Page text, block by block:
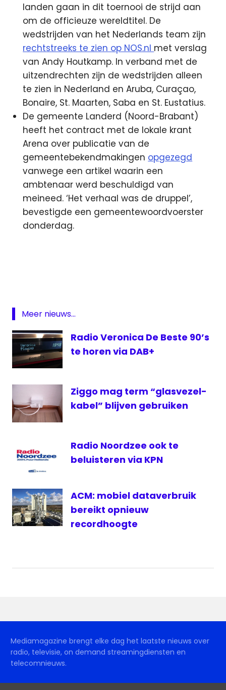
landen gaan in dit toernooi de strijd aan
om de officieuze wereldtitel. De
wedstrijden van het Nederlands team zijn
rechtstreeks te zien op NOS.nl met verslag
van Andy Houtkamp. In verband met de
uitzendrechten zijn de wedstrijden alleen
te zien in Nederland en Aruba, Curaçao,
Bonaire, St. Maarten, Saba en St. Eustatius.
De gemeente Landerd (Noord-Brabant)
heeft het contract met de lokale krant
Arena over publicatie van de
gemeentebekendmakingen opgezegd
vanwege een artikel waarin een
ambtenaar werd beschuldigd van
meineed. ‘Het verhaal was de druppel’,
bevestigde een gemeentewoordvoerster
donderdag.
logo
NET5
Peter
Teekamp
veronica
Mobile
Wifi
Meer nieuws...
Radio Veronica De Beste 90’s
te horen via DAB+
Ziggo mag term “glasvezel-
kabel” blijven gebruiken
Radio Noordzee ook te
beluisteren via KPN
ACM: mobiel dataverbruik
bereikt opnieuw
recordhoogte
Mediamagazine brengt elke dag het laatste nieuws over
radio, televisie, on demand streamingdiensten en
telecomnieuws.